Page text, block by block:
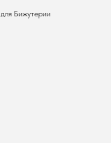
для Бижутерии